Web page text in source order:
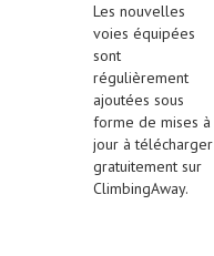
Les nouvelles
voies équipées
sont
régulièrement
ajoutées sous
forme de mises à
jour à télécharger
gratuitement sur
ClimbingAway.